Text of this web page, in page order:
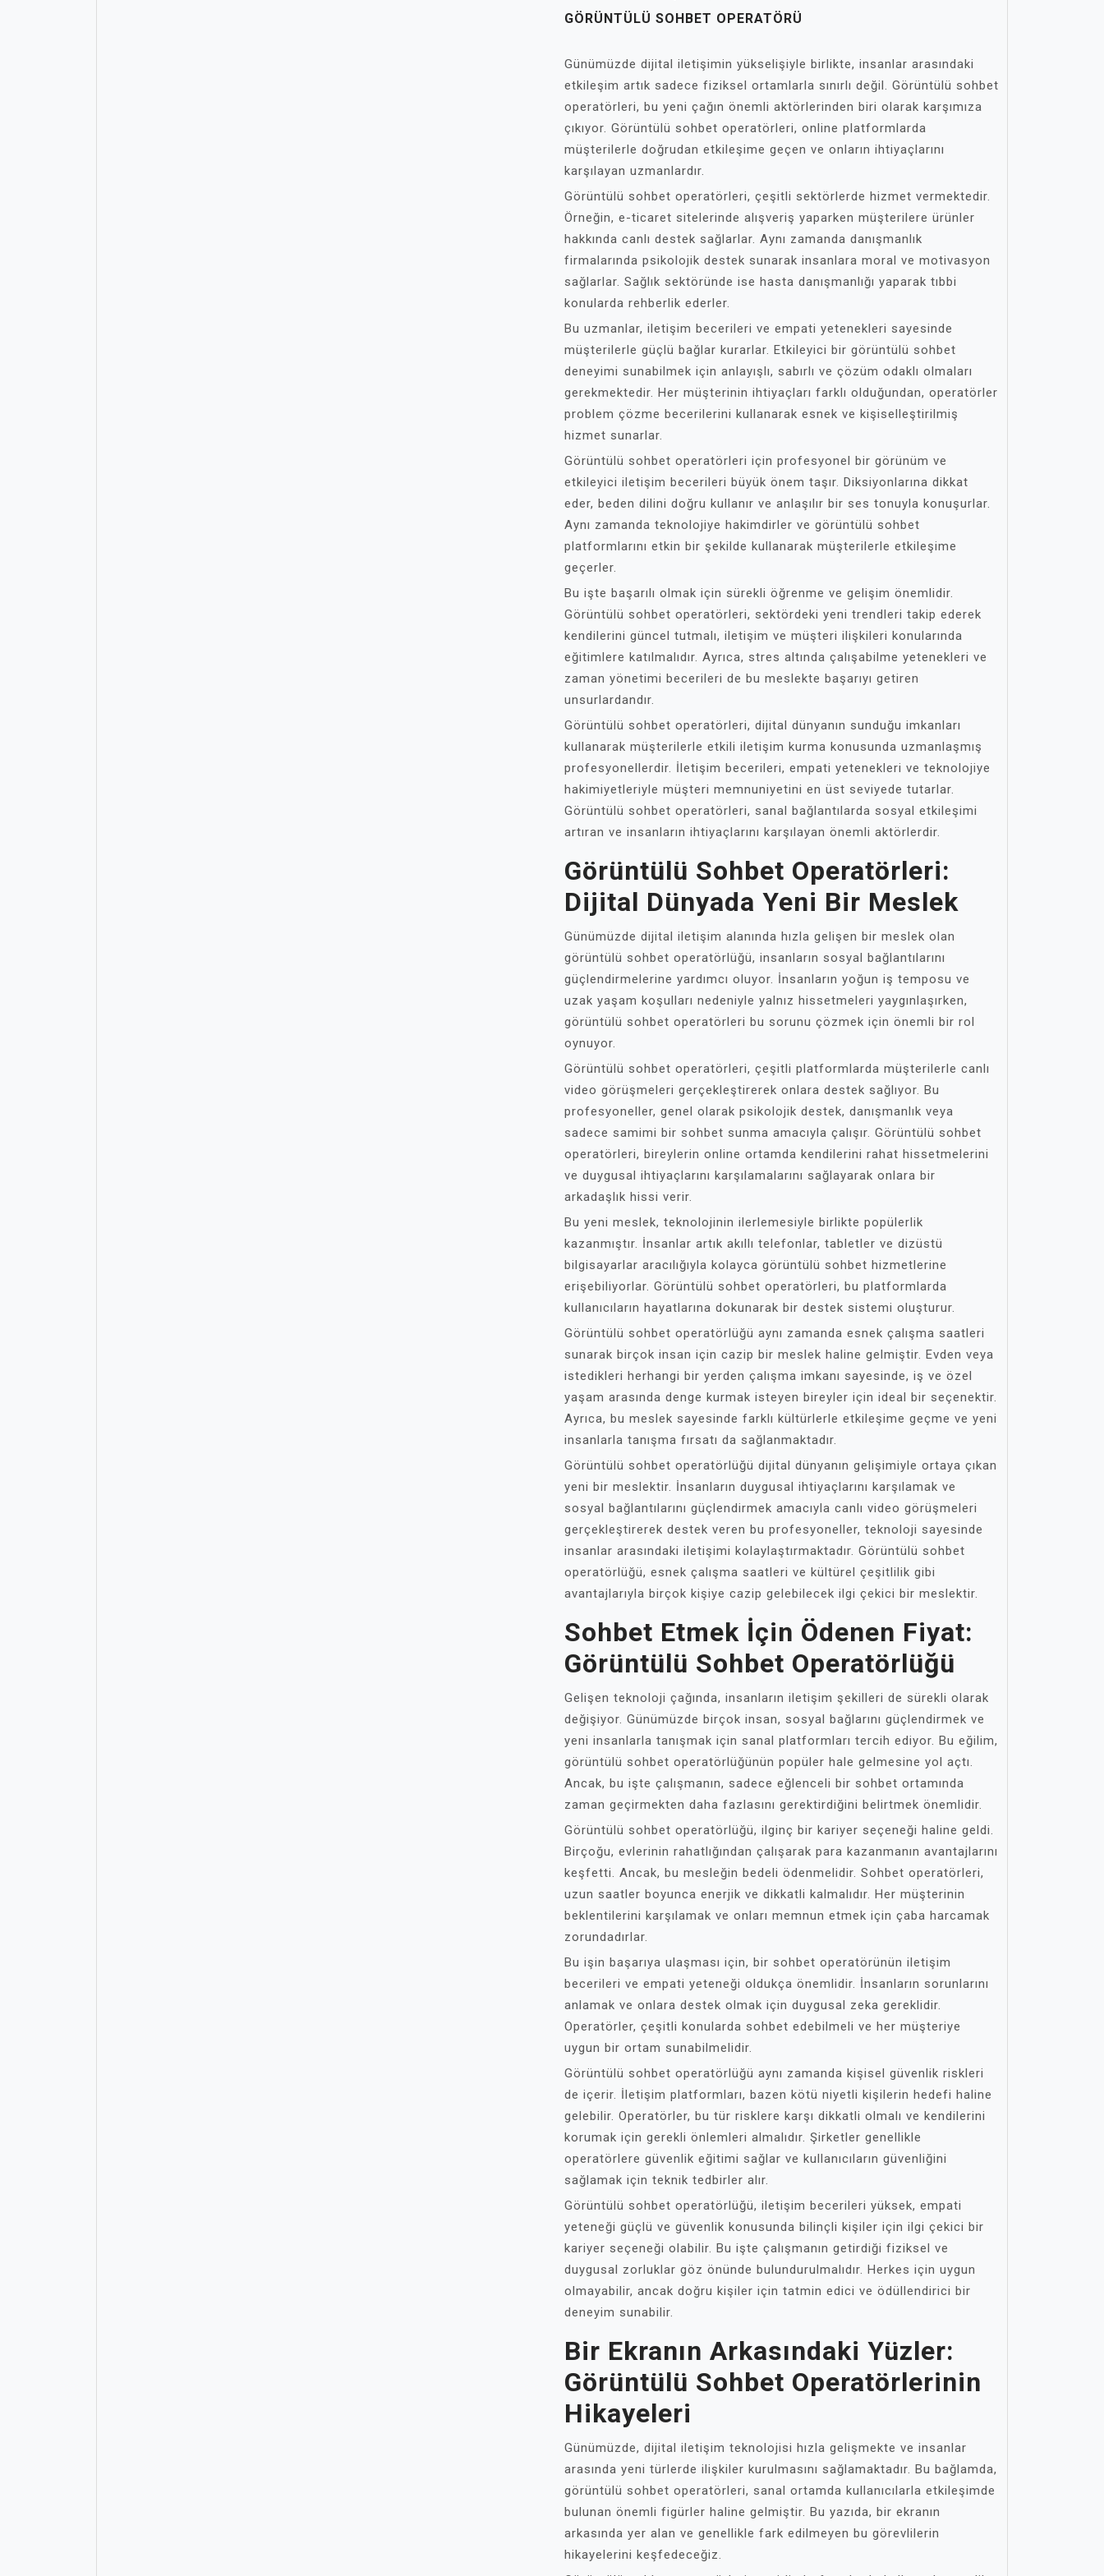
GÖRÜNTÜLÜ SOHBET OPERATÖRÜ
Günümüzde dijital iletişimin yükselişiyle birlikte, insanlar arasındaki
etkileşim artık sadece fiziksel ortamlarla sınırlı değil. Görüntülü sohbet
operatörleri, bu yeni çağın önemli aktörlerinden biri olarak karşımıza
çıkıyor. Görüntülü sohbet operatörleri, online platformlarda
müşterilerle doğrudan etkileşime geçen ve onların ihtiyaçlarını
karşılayan uzmanlardır.
Görüntülü sohbet operatörleri, çeşitli sektörlerde hizmet vermektedir.
Örneğin, e-ticaret sitelerinde alışveriş yaparken müşterilere ürünler
hakkında canlı destek sağlarlar. Aynı zamanda danışmanlık
firmalarında psikolojik destek sunarak insanlara moral ve motivasyon
sağlarlar. Sağlık sektöründe ise hasta danışmanlığı yaparak tıbbi
konularda rehberlik ederler.
Bu uzmanlar, iletişim becerileri ve empati yetenekleri sayesinde
müşterilerle güçlü bağlar kurarlar. Etkileyici bir görüntülü sohbet
deneyimi sunabilmek için anlayışlı, sabırlı ve çözüm odaklı olmaları
gerekmektedir. Her müşterinin ihtiyaçları farklı olduğundan, operatörler
problem çözme becerilerini kullanarak esnek ve kişiselleştirilmiş
hizmet sunarlar.
Görüntülü sohbet operatörleri için profesyonel bir görünüm ve
etkileyici iletişim becerileri büyük önem taşır. Diksiyonlarına dikkat
eder, beden dilini doğru kullanır ve anlaşılır bir ses tonuyla konuşurlar.
Aynı zamanda teknolojiye hakimdirler ve görüntülü sohbet
platformlarını etkin bir şekilde kullanarak müşterilerle etkileşime
geçerler.
Bu işte başarılı olmak için sürekli öğrenme ve gelişim önemlidir.
Görüntülü sohbet operatörleri, sektördeki yeni trendleri takip ederek
kendilerini güncel tutmalı, iletişim ve müşteri ilişkileri konularında
eğitimlere katılmalıdır. Ayrıca, stres altında çalışabilme yetenekleri ve
zaman yönetimi becerileri de bu meslekte başarıyı getiren
unsurlardandır.
Görüntülü sohbet operatörleri, dijital dünyanın sunduğu imkanları
kullanarak müşterilerle etkili iletişim kurma konusunda uzmanlaşmış
profesyonellerdir. İletişim becerileri, empati yetenekleri ve teknolojiye
hakimiyetleriyle müşteri memnuniyetini en üst seviyede tutarlar.
Görüntülü sohbet operatörleri, sanal bağlantılarda sosyal etkileşimi
artıran ve insanların ihtiyaçlarını karşılayan önemli aktörlerdir.
Görüntülü Sohbet Operatörleri:
Dijital Dünyada Yeni Bir Meslek
Günümüzde dijital iletişim alanında hızla gelişen bir meslek olan
görüntülü sohbet operatörlüğü, insanların sosyal bağlantılarını
güçlendirmelerine yardımcı oluyor. İnsanların yoğun iş temposu ve
uzak yaşam koşulları nedeniyle yalnız hissetmeleri yaygınlaşırken,
görüntülü sohbet operatörleri bu sorunu çözmek için önemli bir rol
oynuyor.
Görüntülü sohbet operatörleri, çeşitli platformlarda müşterilerle canlı
video görüşmeleri gerçekleştirerek onlara destek sağlıyor. Bu
profesyoneller, genel olarak psikolojik destek, danışmanlık veya
sadece samimi bir sohbet sunma amacıyla çalışır. Görüntülü sohbet
operatörleri, bireylerin online ortamda kendilerini rahat hissetmelerini
ve duygusal ihtiyaçlarını karşılamalarını sağlayarak onlara bir
arkadaşlık hissi verir.
Bu yeni meslek, teknolojinin ilerlemesiyle birlikte popülerlik
kazanmıştır. İnsanlar artık akıllı telefonlar, tabletler ve dizüstü
bilgisayarlar aracılığıyla kolayca görüntülü sohbet hizmetlerine
erişebiliyorlar. Görüntülü sohbet operatörleri, bu platformlarda
kullanıcıların hayatlarına dokunarak bir destek sistemi oluşturur.
Görüntülü sohbet operatörlüğü aynı zamanda esnek çalışma saatleri
sunarak birçok insan için cazip bir meslek haline gelmiştir. Evden veya
istedikleri herhangi bir yerden çalışma imkanı sayesinde, iş ve özel
yaşam arasında denge kurmak isteyen bireyler için ideal bir seçenektir.
Ayrıca, bu meslek sayesinde farklı kültürlerle etkileşime geçme ve yeni
insanlarla tanışma fırsatı da sağlanmaktadır.
Görüntülü sohbet operatörlüğü dijital dünyanın gelişimiyle ortaya çıkan
yeni bir meslektir. İnsanların duygusal ihtiyaçlarını karşılamak ve
sosyal bağlantılarını güçlendirmek amacıyla canlı video görüşmeleri
gerçekleştirerek destek veren bu profesyoneller, teknoloji sayesinde
insanlar arasındaki iletişimi kolaylaştırmaktadır. Görüntülü sohbet
operatörlüğü, esnek çalışma saatleri ve kültürel çeşitlilik gibi
avantajlarıyla birçok kişiye cazip gelebilecek ilgi çekici bir meslektir.
Sohbet Etmek İçin Ödenen Fiyat:
Görüntülü Sohbet Operatörlüğü
Gelişen teknoloji çağında, insanların iletişim şekilleri de sürekli olarak
değişiyor. Günümüzde birçok insan, sosyal bağlarını güçlendirmek ve
yeni insanlarla tanışmak için sanal platformları tercih ediyor. Bu eğilim,
görüntülü sohbet operatörlüğünün popüler hale gelmesine yol açtı.
Ancak, bu işte çalışmanın, sadece eğlenceli bir sohbet ortamında
zaman geçirmekten daha fazlasını gerektirdiğini belirtmek önemlidir.
Görüntülü sohbet operatörlüğü, ilginç bir kariyer seçeneği haline geldi.
Birçoğu, evlerinin rahatlığından çalışarak para kazanmanın avantajlarını
keşfetti. Ancak, bu mesleğin bedeli ödenmelidir. Sohbet operatörleri,
uzun saatler boyunca enerjik ve dikkatli kalmalıdır. Her müşterinin
beklentilerini karşılamak ve onları memnun etmek için çaba harcamak
zorundadırlar.
Bu işin başarıya ulaşması için, bir sohbet operatörünün iletişim
becerileri ve empati yeteneği oldukça önemlidir. İnsanların sorunlarını
anlamak ve onlara destek olmak için duygusal zeka gereklidir.
Operatörler, çeşitli konularda sohbet edebilmeli ve her müşteriye
uygun bir ortam sunabilmelidir.
Görüntülü sohbet operatörlüğü aynı zamanda kişisel güvenlik riskleri
de içerir. İletişim platformları, bazen kötü niyetli kişilerin hedefi haline
gelebilir. Operatörler, bu tür risklere karşı dikkatli olmalı ve kendilerini
korumak için gerekli önlemleri almalıdır. Şirketler genellikle
operatörlere güvenlik eğitimi sağlar ve kullanıcıların güvenliğini
sağlamak için teknik tedbirler alır.
Görüntülü sohbet operatörlüğü, iletişim becerileri yüksek, empati
yeteneği güçlü ve güvenlik konusunda bilinçli kişiler için ilgi çekici bir
kariyer seçeneği olabilir. Bu işte çalışmanın getirdiği fiziksel ve
duygusal zorluklar göz önünde bulundurulmalıdır. Herkes için uygun
olmayabilir, ancak doğru kişiler için tatmin edici ve ödüllendirici bir
deneyim sunabilir.
Bir Ekranın Arkasındaki Yüzler:
Görüntülü Sohbet Operatörlerinin
Hikayeleri
Günümüzde, dijital iletişim teknolojisi hızla gelişmekte ve insanlar
arasında yeni türlerde ilişkiler kurulmasını sağlamaktadır. Bu bağlamda,
görüntülü sohbet operatörleri, sanal ortamda kullanıcılarla etkileşimde
bulunan önemli figürler haline gelmiştir. Bu yazıda, bir ekranın
arkasında yer alan ve genellikle fark edilmeyen bu görevlilerin
hikayelerini keşfedeceğiz.